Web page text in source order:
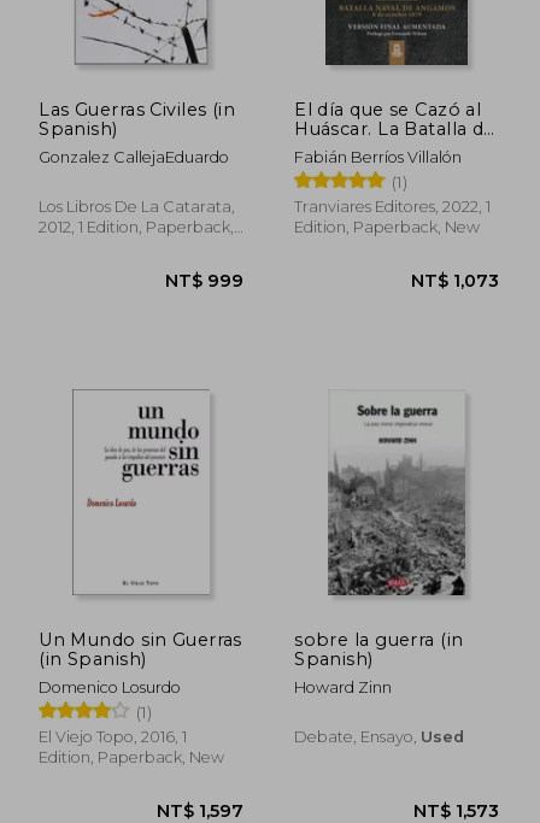
NT$ 782
Las Guerras Civiles (in
Spanish)
Gonzalez CallejaEduardo
Los Libros De La Catarata,
2012, 1 Edition, Paperback,
El día que se Cazó al
Huáscar. La Batalla de
Angamos. Versión
Final (in Spanish)
Fabián Berríos Villalón
(1)
Tranviares Editores, 2022, 1
Edition, Paperback, New
Un Mundo sin Guerras
(in Spanish)
Domenico Losurdo
(1)
El Viejo Topo, 2016, 1
Edition, Paperback, New
sobre la guerra (in
Spanish)
Howard Zinn
Debate, Ensayo, Used